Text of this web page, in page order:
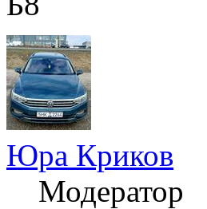
Юра Криков
Модератор